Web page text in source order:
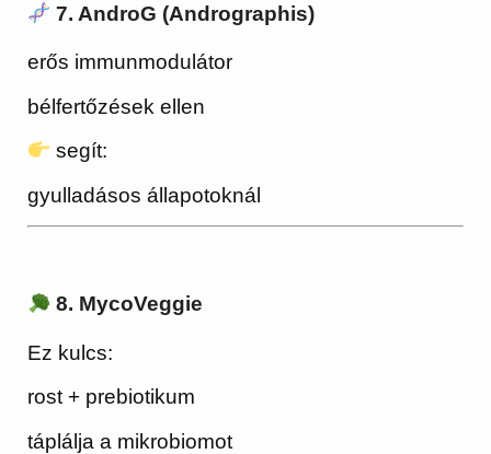
7. AndroG (Andrographis)
erős immunmodulátor
bélfertőzések ellen
segít:
gyulladásos állapotoknál
8. MycoVeggie
Ez kulcs:
rost + prebiotikum
táplálja a mikrobiomot